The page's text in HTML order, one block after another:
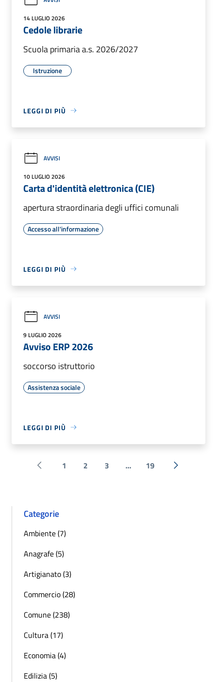
14 LUGLIO 2026
Cedole librarie
Scuola primaria a.s. 2026/2027
Istruzione
LEGGI DI PIÙ
AVVISI
10 LUGLIO 2026
Carta d'identità elettronica (CIE)
apertura straordinaria degli uffici comunali
Accesso all'informazione
LEGGI DI PIÙ
AVVISI
9 LUGLIO 2026
Avviso ERP 2026
soccorso istruttorio
Assistenza sociale
LEGGI DI PIÙ
Pagina precedente
1 2 3 ... 19 Successiva
Categorie
Ambiente (7)
Anagrafe (5)
Artigianato (3)
Commercio (28)
Comune (238)
Cultura (17)
Economia (4)
Edilizia (5)